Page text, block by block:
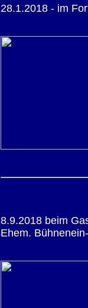
28.1.2018 - im
8.9.2018 beim
Ehem.